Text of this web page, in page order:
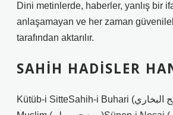
Dini metinlerde, haberler, yanlış bir
anlaşamayan ve her zaman
tarafından aktarılır.
SAHIH HADISLER
Kütüb-i SitteSahih-i Buhari (صحيح البخاري)Sahih-i